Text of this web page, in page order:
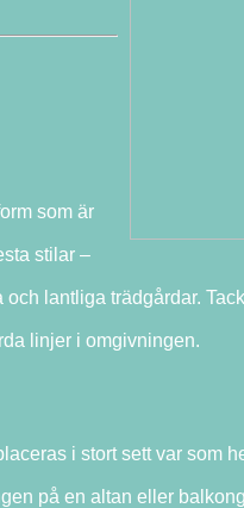
som är
stilar –
lantliga trädgårdar.
linjer i omgivningen.
i stort sett var som
på en altan eller